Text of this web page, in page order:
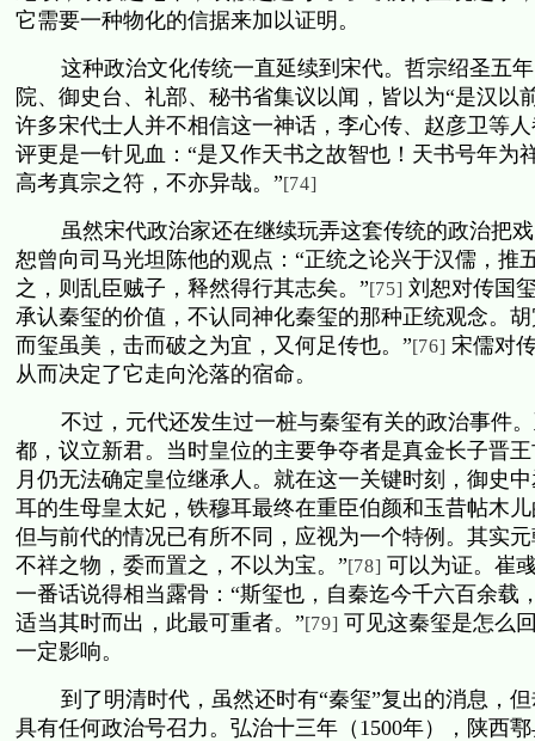
它需要一种物化的信据来加以证明。
这种政治文化传统一直延续到宋代。哲宗绍圣五
院、御史台、礼部、秘书省集议以闻，皆以为“是汉以
许多宋代士人并不相信这一神话，李心传、赵彦卫等
评更是一针见血：“是又作天书之故智也！天书号年
高考真宗之符，不亦异哉。”[74]
虽然宋代政治家还在继续玩弄这套传统的政治把
恕曾向司马光坦陈他的观点：“正统之论兴于汉儒，
之，则乱臣贼子，释然得行其志矣。”[75] 刘恕对传国
承认秦玺的价值，不认同神化秦玺的那种正统观念。
而玺虽美，击而破之为宜，又何足传也。”[76] 宋儒对
从而决定了它走向沦落的宿命。
不过，元代还发生过一桩与秦玺有关的政治事件
都，议立新君。当时皇位的主要争夺者是真金长子晋
月仍无法确定皇位继承人。就在这一关键时刻，御史
耳的生母皇太妃，铁穆耳最终在重臣伯颜和玉昔帖木
但与前代的情况已有所不同，应视为一个特例。其实
不祥之物，委而置之，不以为宝。”[78] 可以为证。崔
一番话说得相当露骨：“斯玺也，自秦迄今千六百余
适当其时而出，此最可重者。”[79] 可见这秦玺是怎么
一定影响。
到了明清时代，虽然还时有“秦玺”复出的消息，
具有任何政治号召力。弘治十三年（ 1500年），陕西